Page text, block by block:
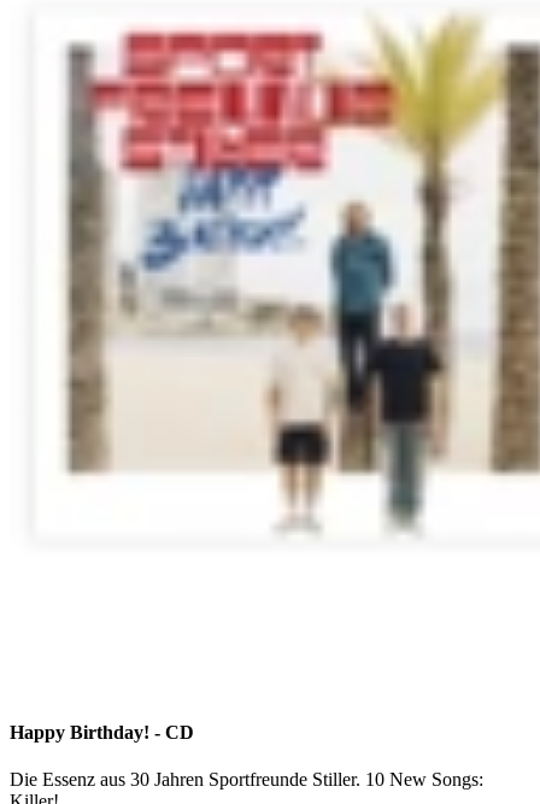
Happy Birthday! - CD
Die Essenz aus 30 Jahren Sportfreunde Stiller. 10 New Songs: